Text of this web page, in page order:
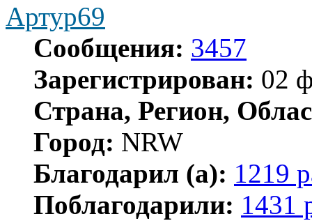
Артур69
Сообщения: 3457
Зарегистрирован: 02
Страна, Регион,
Город: NRW
Благодарил (а): 1219
Поблагодарили: 1431